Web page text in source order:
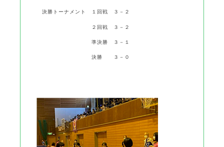
決勝トーナメント １回戦 ３－２
２回戦 ３－２
準決勝 ３－１
決勝 ３－０